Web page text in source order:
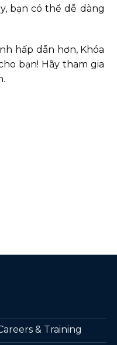
bạn có thể dễ dàng
hấp dẫn hơn, Khóa
bạn! Hãy tham gia
& Training